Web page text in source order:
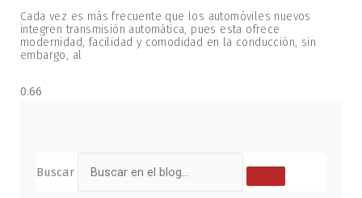
Cada vez es más frecuente que los automóviles nuevos
integren transmisión automática, pues esta ofrece
modernidad, facilidad y comodidad en la conducción, sin
embargo, al
Buscar